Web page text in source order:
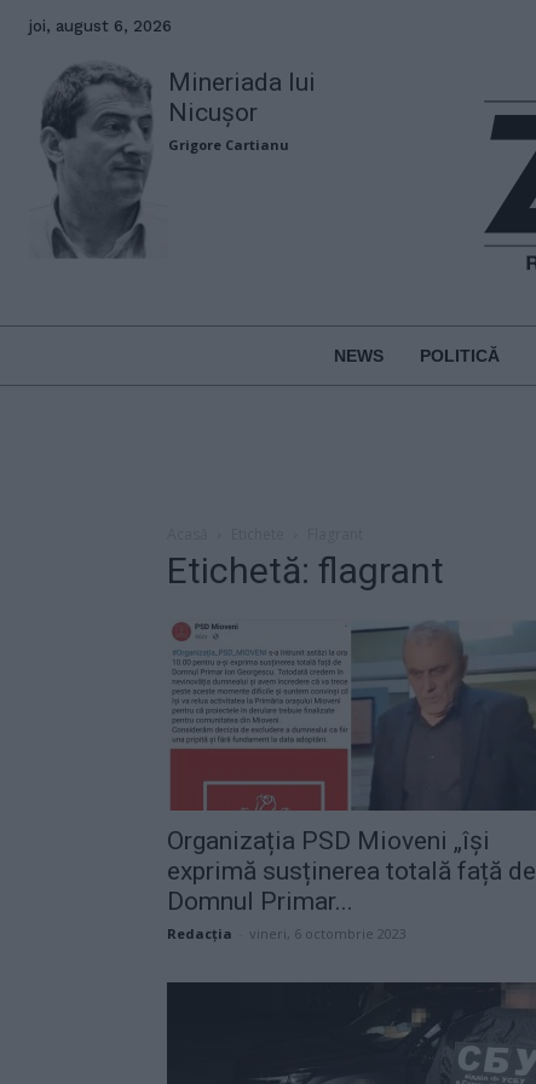
joi, august 6, 2026
Mineriada lui
Nicușor
Grigore Cartianu
NEWS POLITICĂ
Etichetă: flagrant
Organizația PSD Mioveni „își
exprimă susținerea totală față de
Domnul Primar...
Redacţia vineri, 6 octombrie 2023